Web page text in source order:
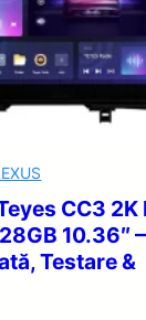
CC3 2K
10.36″
Testare &